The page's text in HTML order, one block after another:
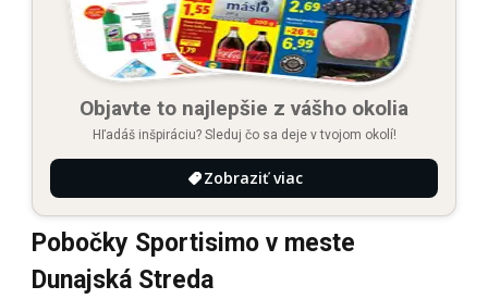
Objavte to najlepšie z vášho okolia
Hľadáš inšpiráciu? Sleduj čo sa deje v tvojom okolí!
Zobraziť viac
Pobočky Sportisimo v meste
Dunajská Streda